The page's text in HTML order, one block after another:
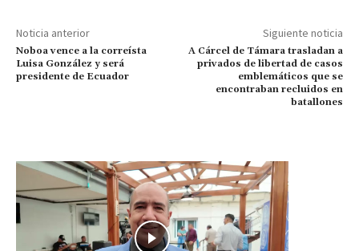
Noticia anterior
Noboa vence a la correísta
Luisa González y será
presidente de Ecuador
Siguiente noticia
A Cárcel de Támara trasladan a
privados de libertad de casos
emblemáticos que se
encontraban recluidos en
batallones